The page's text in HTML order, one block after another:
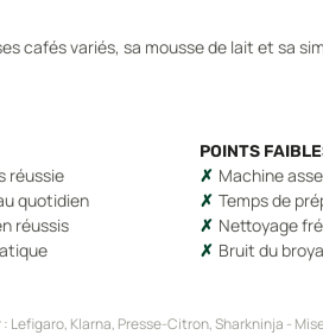
cafés variés, sa mousse de lait et sa
réussie
quotidien
réussis
POINTS
Machine
Temps de
Nettoyage
Bruit du
: Lefigaro, Klarna, Presse-Citron, Sharkninja